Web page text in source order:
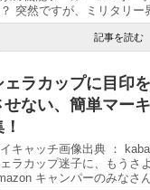
突然ですが、ミリタリー
記事を読む
ェラカップに目印
せない、簡単マー
キャッチ画像出典 ：
ラカップ迷子に、もうさ
キャンパーのみなさ